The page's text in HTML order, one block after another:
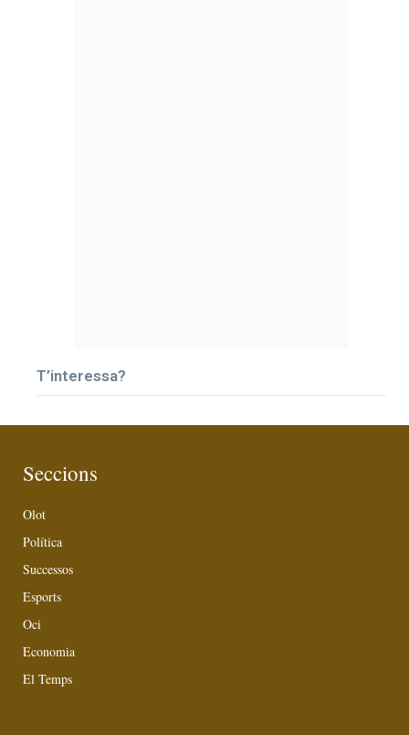
T’interessa?
Seccions
Olot
Política
Successos
Esports
Oci
Economia
El Temps